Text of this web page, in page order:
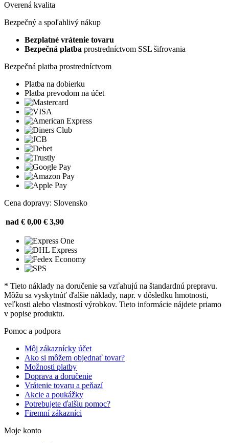
Overená kvalita
Bezpečný a spoľahlivý nákup
Bezplatné vrátenie tovaru
Bezpečná platba prostredníctvom SSL šifrovania
Bezpečná platba prostredníctvom
Platba na dobierku
Platba prevodom na účet
Cena dopravy: Slovensko
nad € 0,00 € 3,90
* Tieto náklady na doručenie sa vzťahujú na štandardnú prepravu.
Môžu sa vyskytnúť ďalšie náklady, napr. v dôsledku hmotnosti,
veľkosti alebo vlastností výrobkov. Tieto informácie nájdete priamo
v popise produktu.
Pomoc a podpora
Môj zákaznícky účet
Ako si môžem objednať tovar?
Možnosti platby
Doprava a doručenie
Vrátenie tovaru a peňazí
Akcie a poukážky
Potrebujete ďalšiu pomoc?
Firemní zákazníci
Moje konto